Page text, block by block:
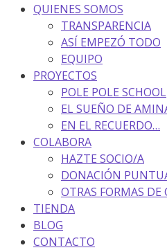
QUIENES SOMOS
TRANSPARENCIA
ASÍ EMPEZÓ TODO
EQUIPO
PROYECTOS
POLE POLE SCHOOL
EL SUEÑO DE
EN EL RECUERDO…
COLABORA
HAZTE SOCIO/A
DONACIÓN
OTRAS FORMAS DE
TIENDA
BLOG
CONTACTO